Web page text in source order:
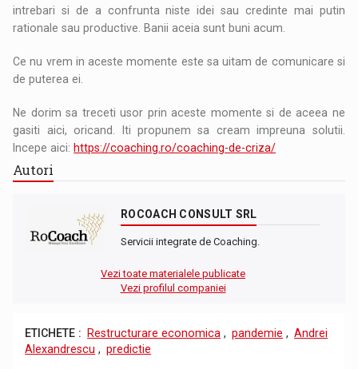
intrebari si de a confrunta niste idei sau credinte mai putin
rationale sau productive. Banii aceia sunt buni acum.
Ce nu vrem in aceste momente este sa uitam de comunicare si
de puterea ei.
Ne dorim sa treceti usor prin aceste momente si de aceea ne
gasiti aici, oricand. Iti propunem sa cream impreuna solutii.
Incepe aici: https://coaching.ro/coaching-de-criza/
Autori
ROCOACH CONSULT SRL
Servicii integrate de Coaching.
Vezi toate materialele publicate
Vezi profilul companiei
ETICHETE : Restructurare economica , pandemie , Andrei
Alexandrescu , predictie